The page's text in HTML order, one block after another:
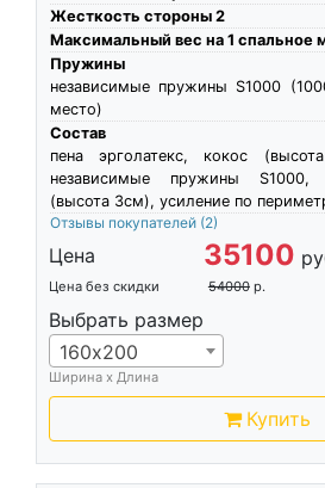
Жесткость стороны 2
Максимальный вес на 1 спальное
Пружины
независимые пружины S1000
место)
Состав
пена эрголатекс, кокос
независимые пружины S1000,
(высота 3см), усиление по
Отзывы покупателей (2)
Цена 35100
Цена без скидки 54000 р.
Выбрать размер
160х200
Ширина х Длина
Купить